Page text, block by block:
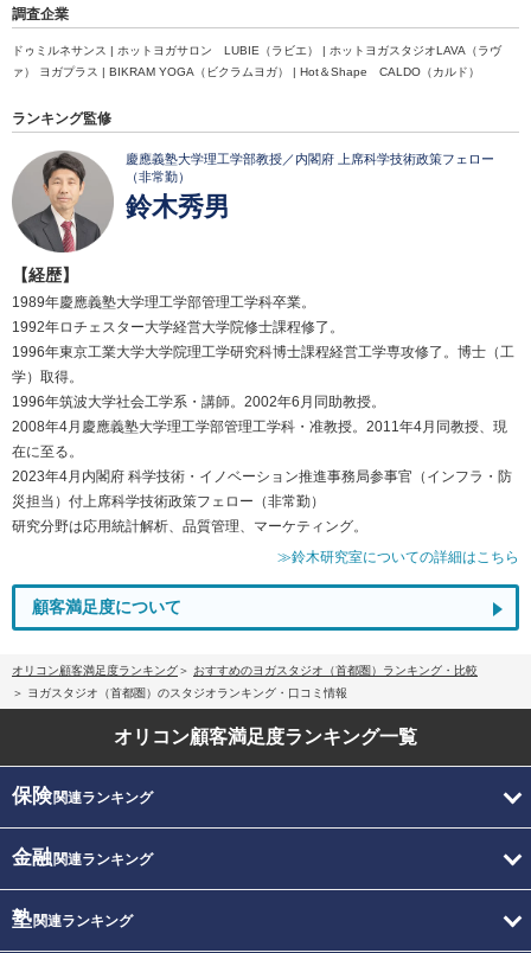
調査企業
ドゥミルネサンス | ホットヨガサロン LUBIE（ラビエ） | ホットヨガスタジオLAVA（ラヴ
ァ） ヨガプラス | BIKRAM YOGA（ビクラムヨガ） | Hot＆Shape CALDO（カルド）
ランキング監修
慶應義塾大学理工学部教授／内閣府 上席科学技術政策フェロー
（非常勤）
鈴木秀男
【経歴】
1989年慶應義塾大学理工学部管理工学科卒業。
1992年ロチェスター大学経営大学院修士課程修了。
1996年東京工業大学大学院理工学研究科博士課程経営工学専攻修了。博士（工
学）取得。
1996年筑波大学社会工学系・講師。2002年6月同助教授。
2008年4月慶應義塾大学理工学部管理工学科・准教授。2011年4月同教授、現
在に至る。
2023年4月内閣府 科学技術・イノベーション推進事務局参事官（インフラ・防
災担当）付上席科学技術政策フェロー（非常勤）
研究分野は応用統計解析、品質管理、マーケティング。
≫鈴木研究室についての詳細はこちら
顧客満足度について
オリコン顧客満足度ランキング
おすすめのヨガスタジオ（首都圏）ランキング・比較
ヨガスタジオ（首都圏）のスタジオランキング・口コミ情報
オリコン顧客満足度ランキング一覧
保険関連ランキング
金融関連ランキング
塾関連ランキング